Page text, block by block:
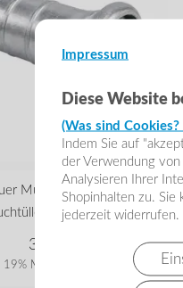
Impressum
Diese Website
(Was sind
Indem Sie auf
der Verwendung
Analysieren Ihrer
Shopinhalten zu. Sie
jederzeit widerrufen.
in vielen Varianten
Mutterteil S78 mit
und Dichtung –…
19% MwSt.
31,63